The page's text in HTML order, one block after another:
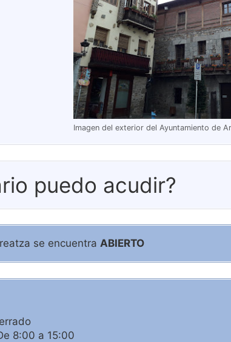
Imagen del exterior del Ayuntamiento de
puedo acudir?
se encuentra ABIERTO
8:00 a 15:00